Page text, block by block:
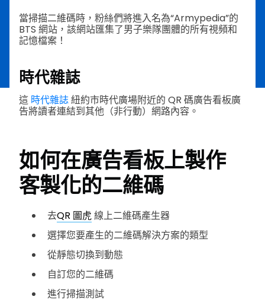
當掃描二維碼時，粉絲們將進入名為“Armypedia”的
BTS 網站，該網站匯集了男子樂隊團體的所有視頻和
記憶檔案！
時代雜誌
這 時代雜誌紐約市時代廣場附近的 QR 碼廣告看板廣
告將讀者連結到其他（非行動）網路內容。
如何在廣告看板上製作
客製化的二維碼
去QR 圖虎線上二維碼產生器
選擇您要產生的二維碼解決方案的類型
從靜態切換到動態
自訂您的二維碼
進行掃描測試